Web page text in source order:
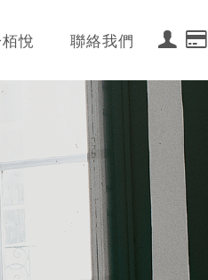
悅 聯絡我們